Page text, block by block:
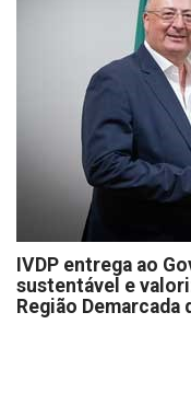
IVDP entrega ao
sustentável e
Região Demarcada